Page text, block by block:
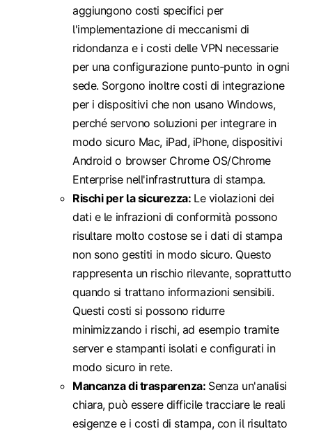
aggiungono costi specifici per
l'implementazione di meccanismi di
ridondanza e i costi delle VPN necessarie
per una configurazione punto‑punto in ogni
sede. Sorgono inoltre costi di integrazione
per i dispositivi che non usano Windows,
perché servono soluzioni per integrare in
modo sicuro Mac, iPad, iPhone, dispositivi
Android o browser Chrome OS/Chrome
Enterprise nell'infrastruttura di stampa.
Rischi per la sicurezza: Le violazioni dei
dati e le infrazioni di conformità possono
risultare molto costose se i dati di stampa
non sono gestiti in modo sicuro. Questo
rappresenta un rischio rilevante, soprattutto
quando si trattano informazioni sensibili.
Questi costi si possono ridurre
minimizzando i rischi, ad esempio tramite
server e stampanti isolati e configurati in
modo sicuro in rete.
Mancanza di trasparenza: Senza un'analisi
chiara, può essere difficile tracciare le reali
esigenze e i costi di stampa, con il risultato